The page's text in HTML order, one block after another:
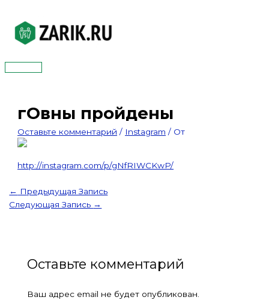
содержимому
Главное
гОвны пройдены
Оставьте комментарий / Instagram / От
http://instagram.com/p/gNfRIWCKwP/
← Предыдущая Запись
Следующая Запись →
Оставьте комментарий
Ваш адрес email не будет опубликован.